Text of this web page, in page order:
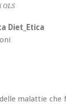
OLS
Diet_Etica
malattie che